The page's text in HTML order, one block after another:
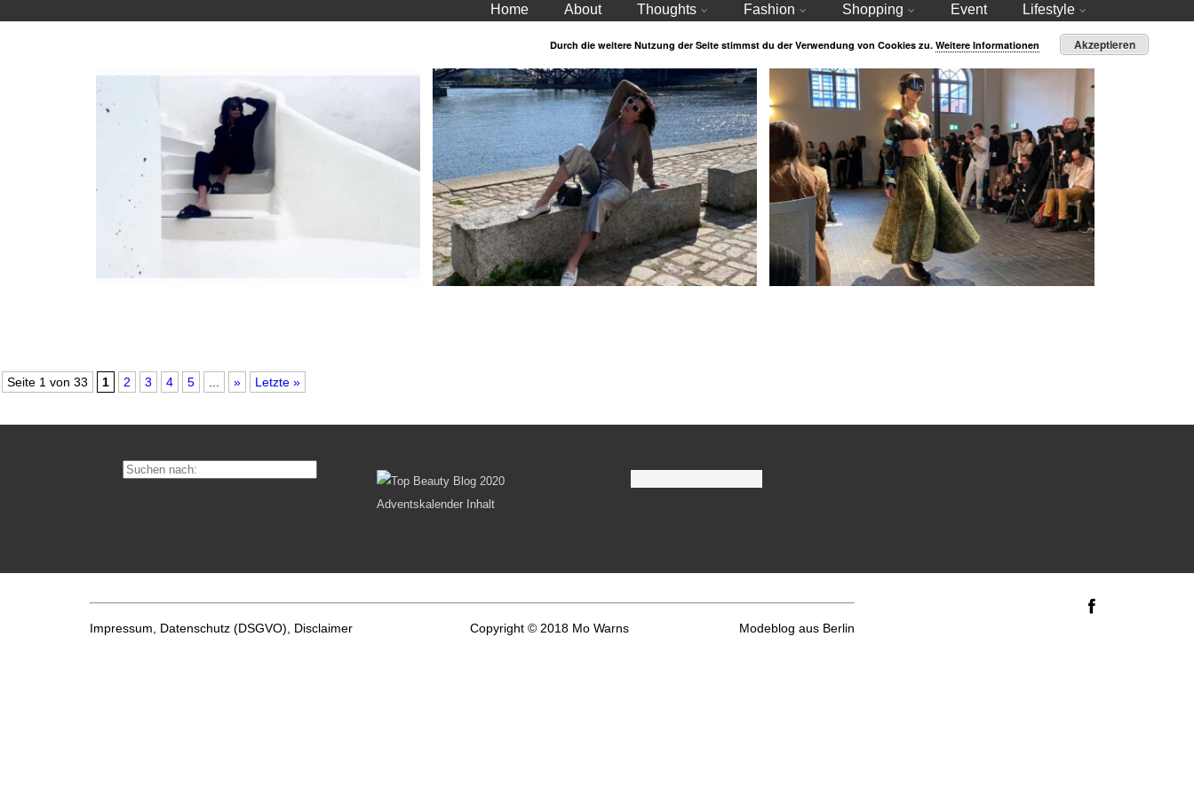
Home About Thoughts Fashion Shopping Event Lifestyle
Fotoshootings im Urlaub
Seite 1 von 33 1 2 3 4 5 » Letzte »
Impressum, Datenschutz (DSGVO), Disclaimer Copyright © 2018 Mo Warns Modeblog aus Berlin
Durch die weitere Nutzung der Seite stimmst du der Verwendung von Cookies zu. Weitere Informationen Akzeptieren